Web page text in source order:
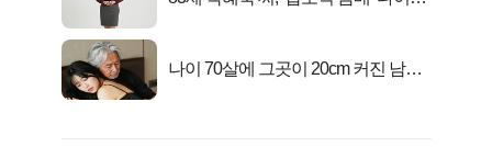
나이 70살에 그곳이 20cm 커진 남자..